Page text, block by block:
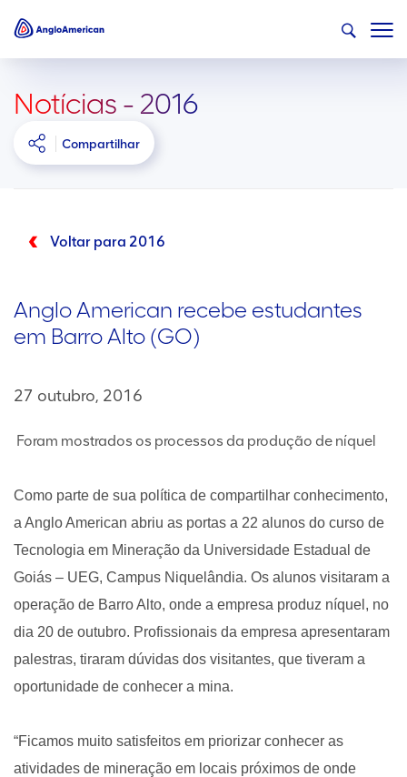
Notícias - 2016
Compartilhar
Voltar para 2016
Anglo American recebe estudantes
em Barro Alto (GO)
27 outubro, 2016
Foram mostrados os processos da produção de níquel
Como parte de sua política de compartilhar conhecimento,
a Anglo American abriu as portas a 22 alunos do curso de
Tecnologia em Mineração da Universidade Estadual de
Goiás – UEG, Campus Niquelândia. Os alunos visitaram a
operação de Barro Alto, onde a empresa produz níquel, no
dia 20 de outubro. Profissionais da empresa apresentaram
palestras, tiraram dúvidas dos visitantes, que tiveram a
oportunidade de conhecer a mina.
“Ficamos muito satisfeitos em priorizar conhecer as
atividades de mineração em locais próximos de onde